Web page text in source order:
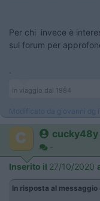
Per chi invece è
sul forum per
in viaggio dal 1984
Modificato da giovanni dg
cucky48y
-
Inserito il 27/10/2020
In risposta al messaggio